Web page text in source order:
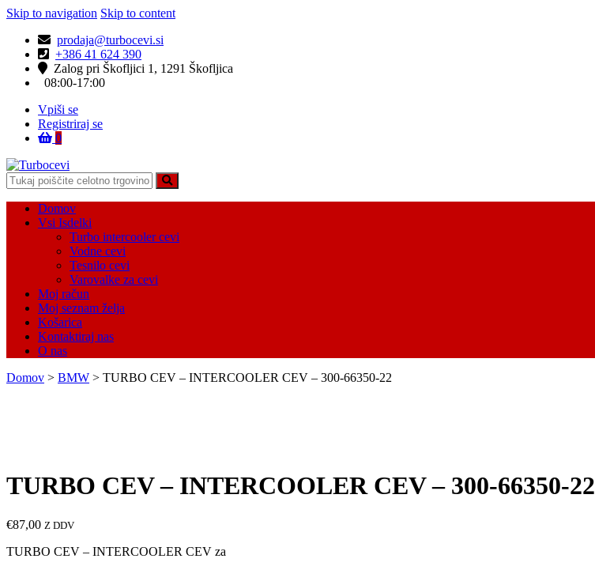
Skip to navigation Skip to content
prodaja@turbocevi.si
+386 41 624 390
Zalog pri Škofljici 1, 1291 Škofljica
08:00-17:00
Vpiši se
Registriraj se
0
Turbocevi
Turbo ideal – turbo cevi
Domov
Vsi Isdelki
Turbo intercooler cevi
Vodne cevi
Tesnilo cevi
Varovalke za cevi
Moj račun
Moj seznam želja
Košarica
Kontaktiraj nas
O nas
Domov > BMW > TURBO CEV – INTERCOOLER CEV – 300-66350-22
TURBO CEV – INTERCOOLER CEV – 300-66350-22
€87,00 Z DDV
TURBO CEV – INTERCOOLER CEV za